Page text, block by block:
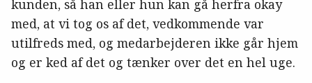
kunden, så han eller hun kan gå herfra okay
med, at vi tog os af det, vedkommende var
utilfreds med, og medarbejderen ikke går hjem
og er ked af det og tænker over det en hel uge.